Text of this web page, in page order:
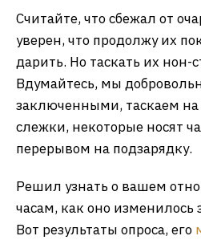
Считайте, что сбежал от
уверен, что продолжу их
дарить. Но таскать их нон-
Вдумайтесь, мы
заключенными, таскаем на
слежки, некоторые носят
перерывом на подзарядку.
Решил узнать о вашем
часам, как оно изменилось
Вот результаты опроса, его